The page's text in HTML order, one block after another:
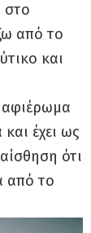
στο
από το
και
αφιέρωμα
έχει ως
ότι
από το